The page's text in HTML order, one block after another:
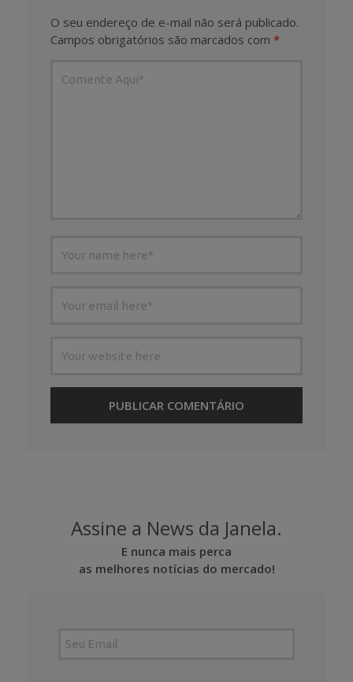
O seu endereço de e-mail não será publicado.
Campos obrigatórios são marcados com *
Assine a News da Janela.
E nunca mais perca
as melhores notícias do mercado!